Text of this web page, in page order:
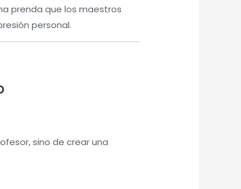
prenda que los maestros
personal.
sino de crear una